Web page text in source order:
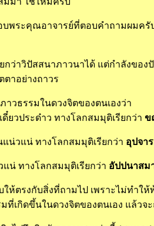
บพระคุณอาจารย์ที่ตอบคำถามผมครั
กว่าวิปัสสนาภาวนาได้ แต่กำลังขอ
ตาอย่างถาวร
วธรรมในดวงจิตของตนเองว่า
วประด๋าว ทางโลกสมมุติเรียกว่า ข
วแน่ ทางโลกสมมุติเรียกว่า อุปจา
ทางโลกสมมุติเรียกว่า อัปปนาสม
ห้ตรงกับสิ่งที่ถามไป เพราะไม่ทำใ
ที่เกิดขึ้นในดวงจิตของตนเอง แล้วจ